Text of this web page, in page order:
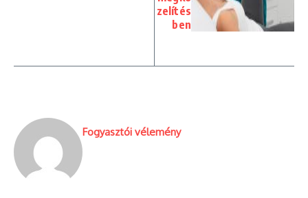
zelítés
ben
Fogyasztói vélemény